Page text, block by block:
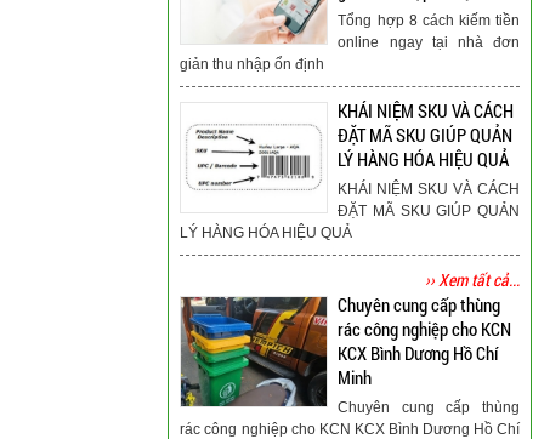
Tổng hợp 8 cách kiếm tiền
online ngay tại nhà đơn
giản thu nhập ổn định
KHÁI NIỆM SKU VÀ CÁCH
ĐẶT MÃ SKU GIÚP QUẢN
LÝ HÀNG HÓA HIỆU QUẢ
KHÁI NIỆM SKU VÀ CÁCH
ĐẶT MÃ SKU GIÚP QUẢN
LÝ HÀNG HÓA HIỆU QUẢ
›› Xem tất cả...
Chuyên cung cấp thùng
rác công nghiệp cho KCN
KCX Bình Dương Hồ Chí
Minh
Chuyên cung cấp thùng
rác công nghiệp cho KCN KCX Bình Dương Hồ Chí